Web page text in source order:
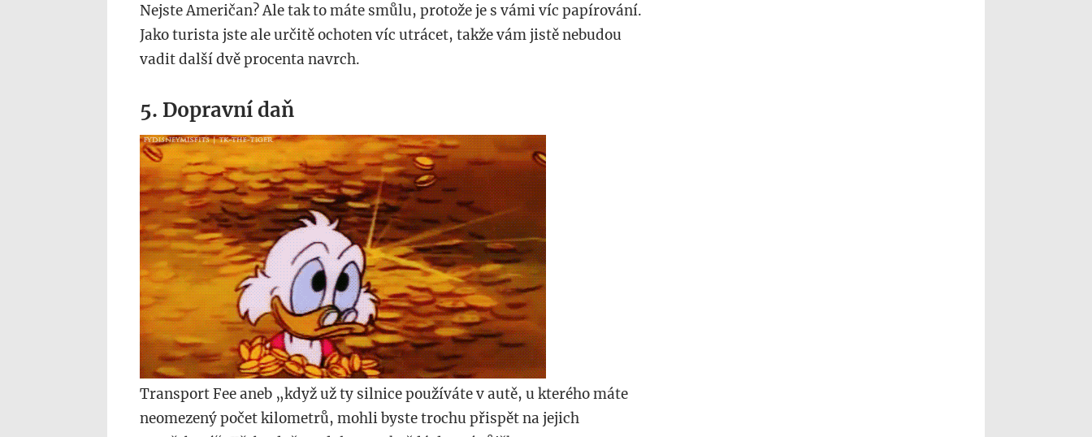
Nejste Američan? Ale tak to máte smůlu, protože je s vámi víc papírování.
Jako turista jste ale určitě ochoten víc utrácet, takže vám jistě nebudou
vadit další dvě procenta navrch.
5. Dopravní daň
555.gif
Transport Fee aneb „když už ty silnice používáte v autě, u kterého máte
neomezený počet kilometrů, mohli byste trochu přispět na jejich